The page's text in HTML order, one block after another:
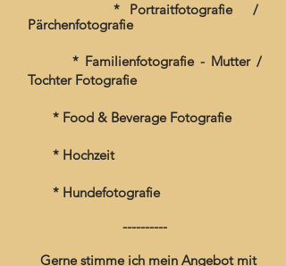
* Portraitfotografie /
Pärchenfotografie
* Familienfotografie - Mutter /
Tochter Fotografie
* Food & Beverage Fotografie
* Hochzeit
* Hundefotografie
----------
Gerne stimme ich mein Angebot mit